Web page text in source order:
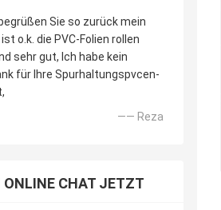
Sie so zurück mein
o.k. die PVC-Folien rollen
sehr gut, Ich habe kein
für Ihre Spurhaltungspvcen-
—— Reza
ONLINE CHAT JETZT